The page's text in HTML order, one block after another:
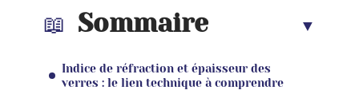
Sommaire
Indice de réfraction et épaisseur des
verres : le lien technique à comprendre